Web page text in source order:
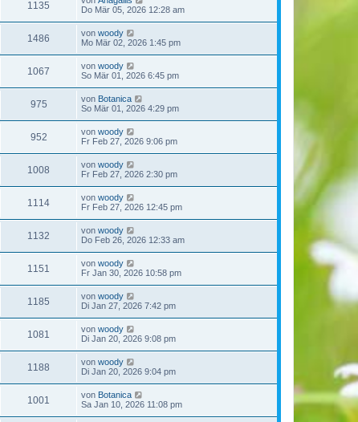
1135
Do Mär 05, 2026 12:28 am
1486 von woody
Mo Mär 02, 2026 1:45 pm
1067 von woody
So Mär 01, 2026 6:45 pm
975 von Botanica
So Mär 01, 2026 4:29 pm
952 von woody
Fr Feb 27, 2026 9:06 pm
1008 von woody
Fr Feb 27, 2026 2:30 pm
1114 von woody
Fr Feb 27, 2026 12:45 pm
1132 von woody
Do Feb 26, 2026 12:33 am
1151 von woody
Fr Jan 30, 2026 10:58 pm
1185 von woody
Di Jan 27, 2026 7:42 pm
1081 von woody
Di Jan 20, 2026 9:08 pm
1188 von woody
Di Jan 20, 2026 9:04 pm
1001 von Botanica
Sa Jan 10, 2026 11:08 pm